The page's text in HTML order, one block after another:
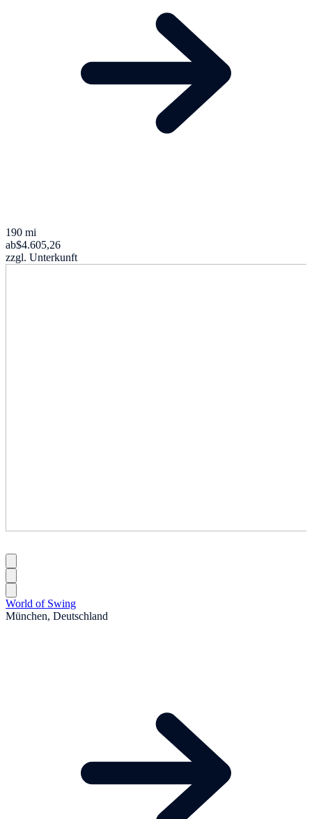
190 mi
ab$4.605,26
zzgl. Unterkunft
World of Swing
München, Deutschland